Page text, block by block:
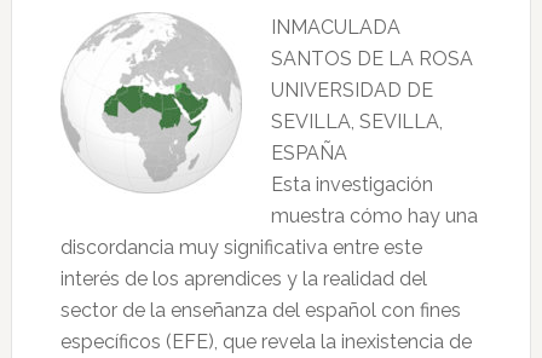
INMACULADA
SANTOS DE LA ROSA
UNIVERSIDAD DE
SEVILLA, SEVILLA,
ESPAÑA
Esta investigación
muestra cómo hay una
discordancia muy significativa entre este
interés de los aprendices y la realidad del
sector de la enseñanza del español con fines
específicos (EFE), que revela la inexistencia de